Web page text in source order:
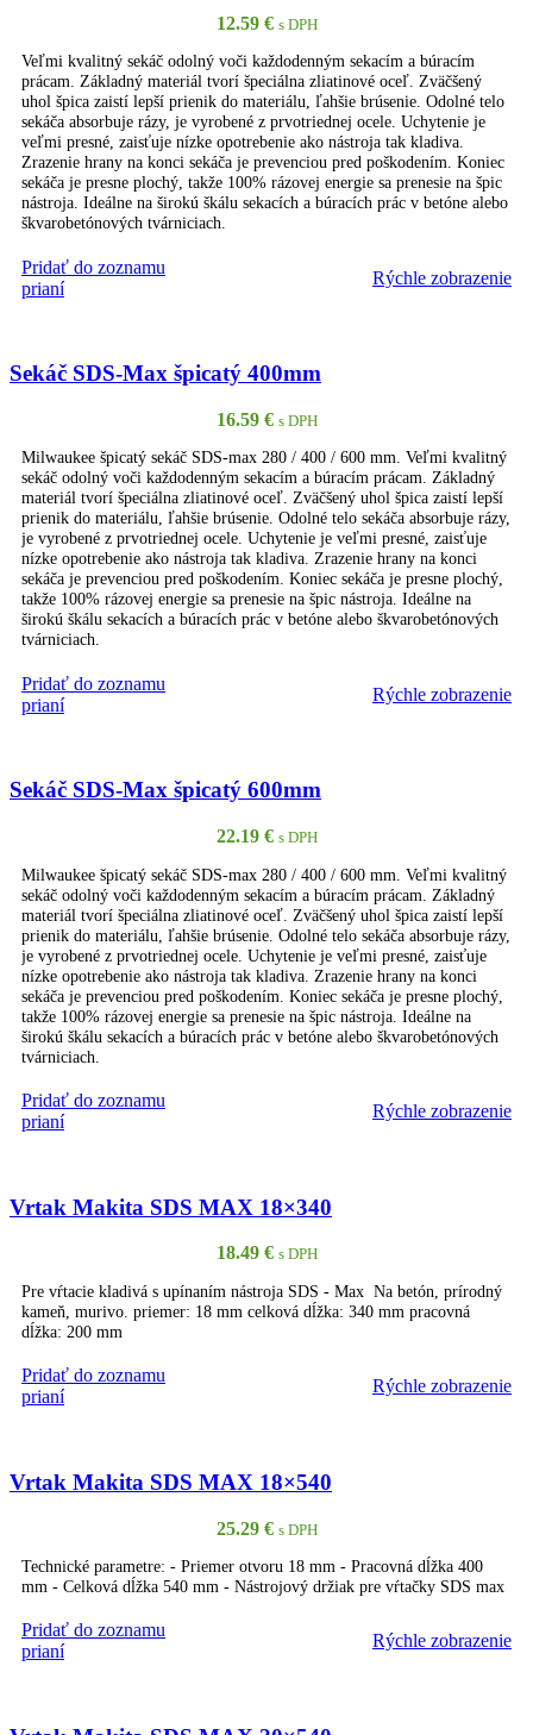
12.59 € s DPH
Veľmi kvalitný sekáč odolný voči každodenným sekacím a búracím
prácam. Základný materiál tvorí špeciálna zliatinové oceľ. Zväčšený
uhol špica zaistí lepší prienik do materiálu, ľahšie brúsenie. Odolné telo
sekáča absorbuje rázy, je vyrobené z prvotriednej ocele. Uchytenie je
veľmi presné, zaisťuje nízke opotrebenie ako nástroja tak kladiva.
Zrazenie hrany na konci sekáča je prevenciou pred poškodením. Koniec
sekáča je presne plochý, takže 100% rázovej energie sa prenesie na špic
nástroja. Ideálne na širokú škálu sekacích a búracích prác v betóne alebo
škvarobetónových tvárniciach.
Pridať do zoznamu
prianí
Rýchle zobrazenie
Sekáč SDS-Max špicatý 400mm
16.59 € s DPH
Milwaukee špicatý sekáč SDS-max 280 / 400 / 600 mm. Veľmi kvalitný
sekáč odolný voči každodenným sekacím a búracím prácam. Základný
materiál tvorí špeciálna zliatinové oceľ. Zväčšený uhol špica zaistí lepší
prienik do materiálu, ľahšie brúsenie. Odolné telo sekáča absorbuje rázy,
je vyrobené z prvotriednej ocele. Uchytenie je veľmi presné, zaisťuje
nízke opotrebenie ako nástroja tak kladiva. Zrazenie hrany na konci
sekáča je prevenciou pred poškodením. Koniec sekáča je presne plochý,
takže 100% rázovej energie sa prenesie na špic nástroja. Ideálne na
širokú škálu sekacích a búracích prác v betóne alebo škvarobetónových
tvárniciach.
Pridať do zoznamu
prianí
Rýchle zobrazenie
Sekáč SDS-Max špicatý 600mm
22.19 € s DPH
Milwaukee špicatý sekáč SDS-max 280 / 400 / 600 mm. Veľmi kvalitný
sekáč odolný voči každodenným sekacím a búracím prácam. Základný
materiál tvorí špeciálna zliatinové oceľ. Zväčšený uhol špica zaistí lepší
prienik do materiálu, ľahšie brúsenie. Odolné telo sekáča absorbuje rázy,
je vyrobené z prvotriednej ocele. Uchytenie je veľmi presné, zaisťuje
nízke opotrebenie ako nástroja tak kladiva. Zrazenie hrany na konci
sekáča je prevenciou pred poškodením. Koniec sekáča je presne plochý,
takže 100% rázovej energie sa prenesie na špic nástroja. Ideálne na
širokú škálu sekacích a búracích prác v betóne alebo škvarobetónových
tvárniciach.
Pridať do zoznamu
prianí
Rýchle zobrazenie
Vrtak Makita SDS MAX 18×340
18.49 € s DPH
Pre vŕtacie kladivá s upínaním nástroja SDS - Max Na betón, prírodný
kameň, murivo. priemer: 18 mm celková dĺžka: 340 mm pracovná
dĺžka: 200 mm
Pridať do zoznamu
prianí
Rýchle zobrazenie
Vrtak Makita SDS MAX 18×540
25.29 € s DPH
Technické parametre: - Priemer otvoru 18 mm - Pracovná dĺžka 400
mm - Celková dĺžka 540 mm - Nástrojový držiak pre vŕtačky SDS max
Pridať do zoznamu
prianí
Rýchle zobrazenie